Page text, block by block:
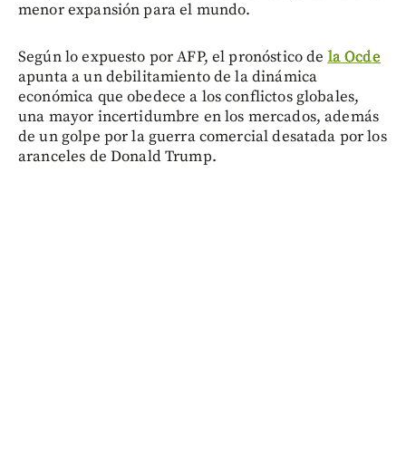
menor expansión para el mundo.
Según lo expuesto por AFP, el pronóstico de la Ocde
apunta a un debilitamiento de la dinámica
económica que obedece a los conflictos globales,
una mayor incertidumbre en los mercados, además
de un golpe por la guerra comercial desatada por los
aranceles de Donald Trump.